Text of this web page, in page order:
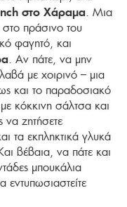
στο Χάραμα. Μια
στο πράσινο του
φαγητό, και
. Αν πάτε, να μην
με χοιρινό – μια
και το παραδοσιακό
κόκκινη σάλτσα και
να ζητήσετε
τα εκπληκτικά γλυκά
βέβαια, να πάτε και
μπουκάλια